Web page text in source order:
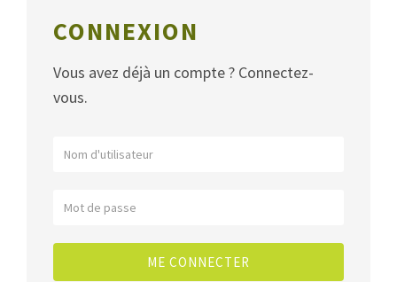
CONNEXION
Vous avez déjà un compte ? Connectez-
vous.
ME CONNECTER